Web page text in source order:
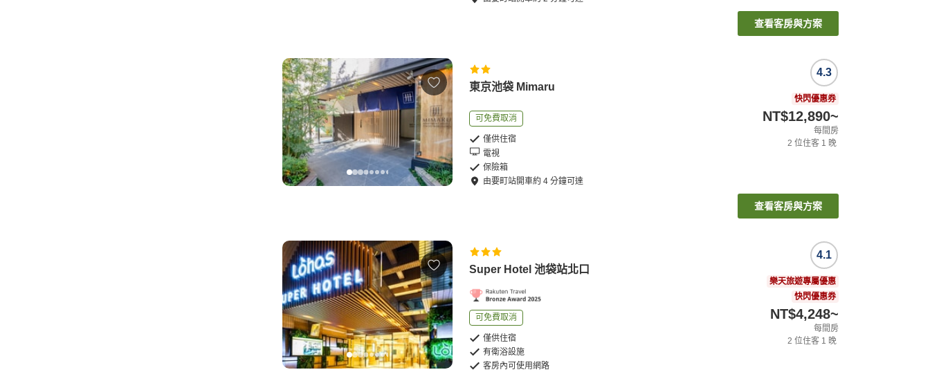
查看客房與方案
東京池袋 Mimaru
可免費取消
僅供住宿
電視
保險箱
由要町站開車約4 分鐘可達
4.3
快閃優惠券
NT$12,890~
每間房
2 位住客 1 晚
查看客房與方案
Super Hotel 池袋站北口
可免費取消
僅供住宿
有衛浴設施
客房內可使用網路
4.1
樂天旅遊專屬優惠
快閃優惠券
NT$4,248~
每間房
2 位住客 1 晚